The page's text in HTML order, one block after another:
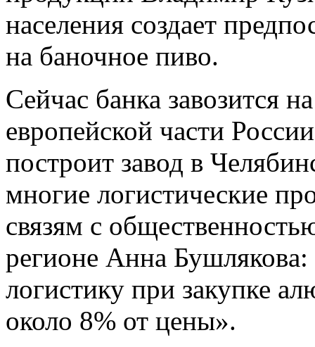
населения создает
на баночное пиво.
Сейчас банка завозится
европейской части
построит завод в
многие логистические
связям с
регионе Анна
логистику при закупке
около 8% от цены».